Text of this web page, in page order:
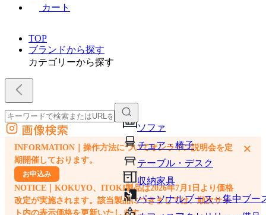
カート
TOP
ブランドから探す
カテゴリーから探す
ソファ
チェア・椅子
テーブル・デスク
収納家具
パーソナルブース・集中ブー
外部サイトの商品をカートに追加
他のサイトで見つけた商品ページのURLを貼り付けて、カートに追加できます
画像検索
INFORMATION｜操作方法についてオンライン説明会を定
期開催しております。
お申込み
NOTICE｜KOKUYO、ITOKI製品は2026年7月1日より価格
改定が実施されます。該当製品につきましては、順次サイ
ト内の表示価格を更新いたします。
×